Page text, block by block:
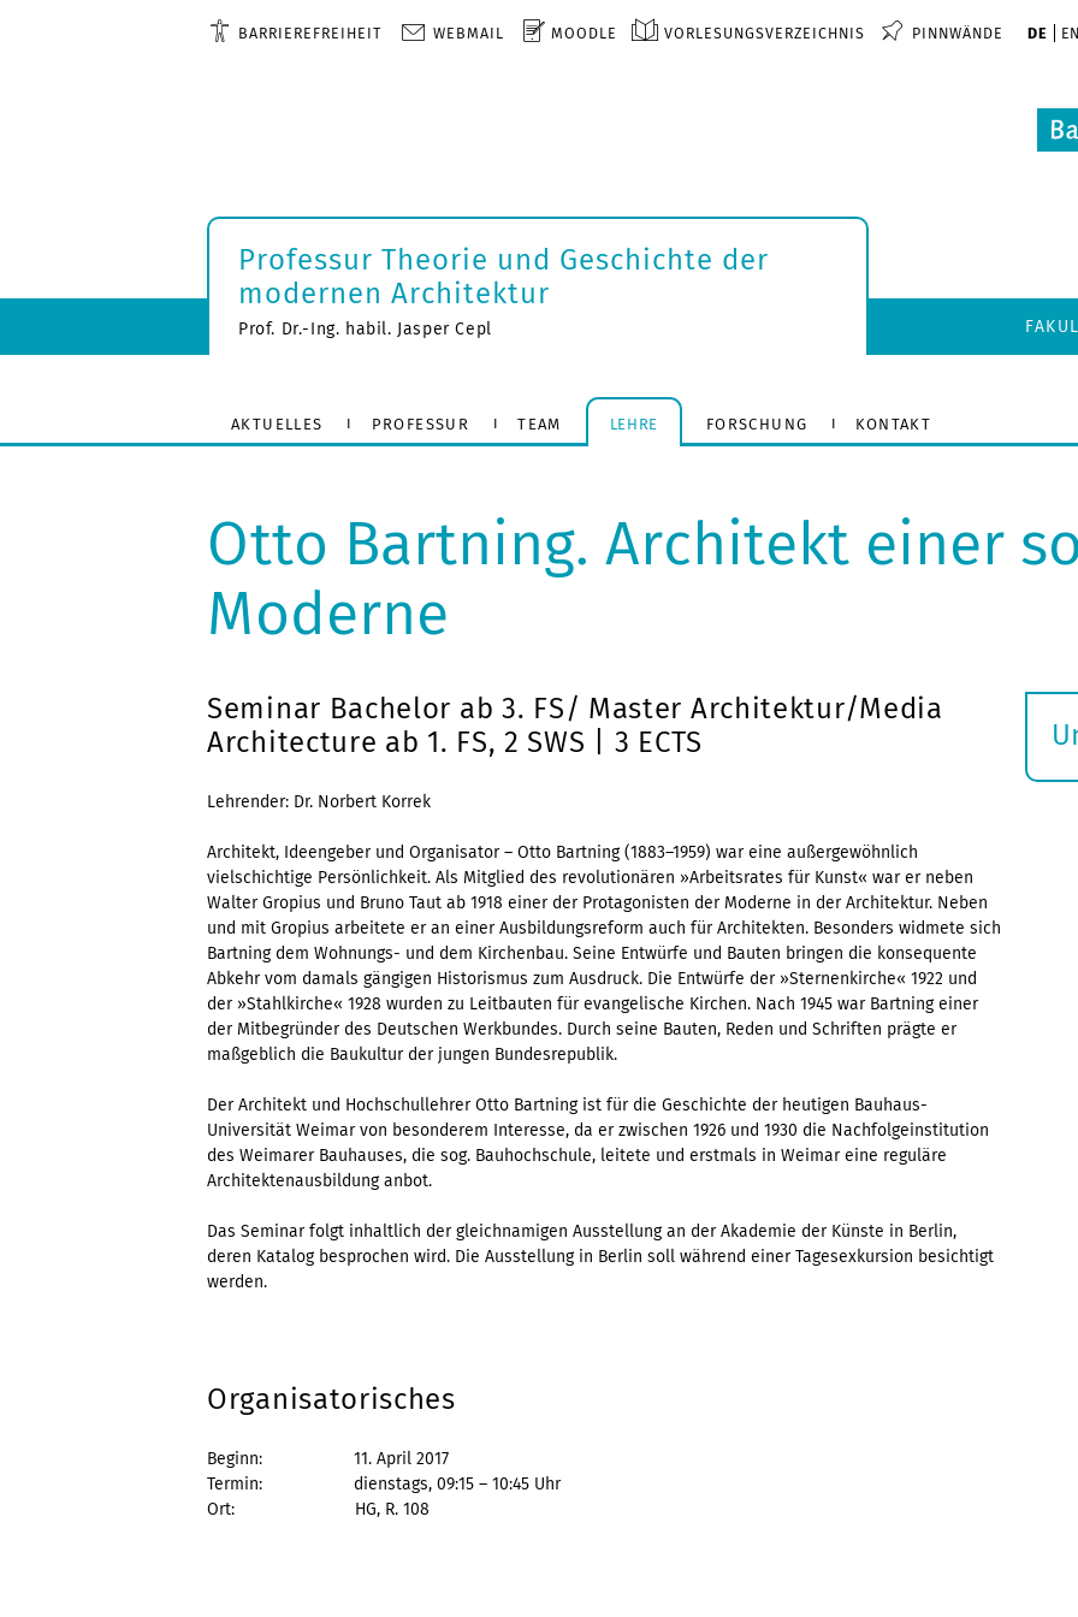
BARRIEREFREIHEIT WEBMAIL MOODLE VORLESUNGSVERZEICHNIS PINNWÄNDE DE EN
Professur Theorie und Geschichte der
modernen Architektur
Prof. Dr.-Ing. habil. Jasper Cepl
AKTUELLES PROFESSUR TEAM LEHRE FORSCHUNG KONTAKT
Otto Bartning. Architekt einer
Moderne
Seminar Bachelor ab 3. FS/ Master Architektur/Media
Architecture ab 1. FS, 2 SWS | 3 ECTS
Lehrender: Dr. Norbert Korrek
Architekt, Ideengeber und Organisator – Otto Bartning (1883–1959) war eine außergewöhnlich
vielschichtige Persönlichkeit. Als Mitglied des revolutionären »Arbeitsrates für Kunst« war er neben
Walter Gropius und Bruno Taut ab 1918 einer der Protagonisten der Moderne in der Architektur. Neben
und mit Gropius arbeitete er an einer Ausbildungsreform auch für Architekten. Besonders widmete sich
Bartning dem Wohnungs- und dem Kirchenbau. Seine Entwürfe und Bauten bringen die konsequente
Abkehr vom damals gängigen Historismus zum Ausdruck. Die Entwürfe der »Sternenkirche« 1922 und
der »Stahlkirche« 1928 wurden zu Leitbauten für evangelische Kirchen. Nach 1945 war Bartning einer
der Mitbegründer des Deutschen Werkbundes. Durch seine Bauten, Reden und Schriften prägte er
maßgeblich die Baukultur der jungen Bundesrepublik.
Der Architekt und Hochschullehrer Otto Bartning ist für die Geschichte der heutigen Bauhaus-
Universität Weimar von besonderem Interesse, da er zwischen 1926 und 1930 die Nachfolgeinstitution
des Weimarer Bauhauses, die sog. Bauhochschule, leitete und erstmals in Weimar eine reguläre
Architektenausbildung anbot.
Das Seminar folgt inhaltlich der gleichnamigen Ausstellung an der Akademie der Künste in Berlin,
deren Katalog besprochen wird. Die Ausstellung in Berlin soll während einer Tagesexkursion besichtigt
werden.
Organisatorisches
Beginn: 11. April 2017
Termin: dienstags, 09:15 – 10:45 Uhr
Ort: HG, R. 108